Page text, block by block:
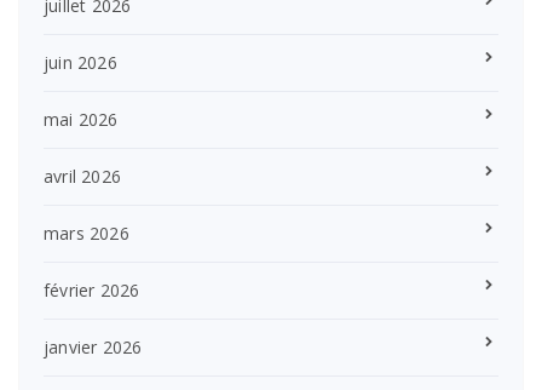
juillet 2026
juin 2026
mai 2026
avril 2026
mars 2026
février 2026
janvier 2026